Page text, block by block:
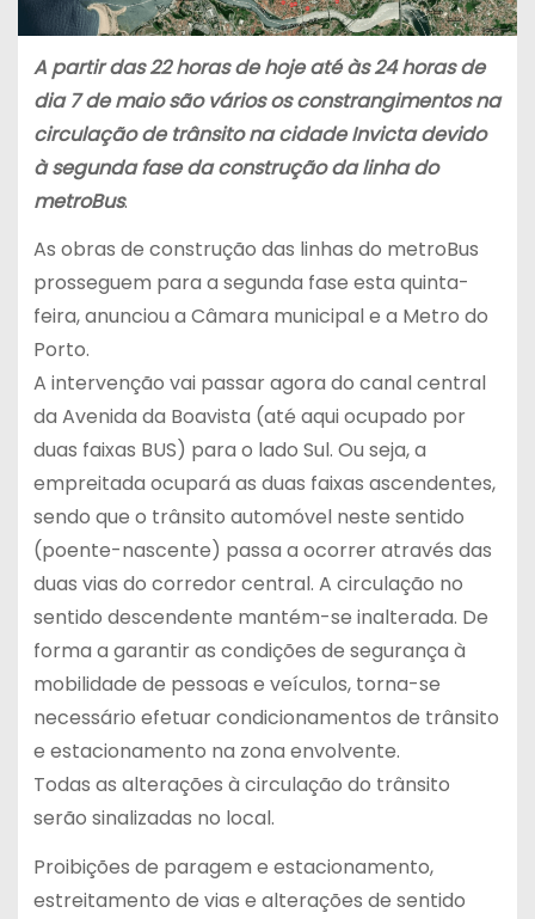
A partir das 22 horas de hoje até às 24 horas de
dia 7 de maio são vários os constrangimentos na
circulação de trânsito na cidade Invicta devido
à segunda fase da construção da linha do
metroBus.
As obras de construção das linhas do metroBus
prosseguem para a segunda fase esta quinta-
feira, anunciou a Câmara municipal e a Metro do
Porto.
A intervenção vai passar agora do canal central
da Avenida da Boavista (até aqui ocupado por
duas faixas BUS) para o lado Sul. Ou seja, a
empreitada ocupará as duas faixas ascendentes,
sendo que o trânsito automóvel neste sentido
(poente-nascente) passa a ocorrer através das
duas vias do corredor central. A circulação no
sentido descendente mantém-se inalterada. De
forma a garantir as condições de segurança à
mobilidade de pessoas e veículos, torna-se
necessário efetuar condicionamentos de trânsito
e estacionamento na zona envolvente.
Todas as alterações à circulação do trânsito
serão sinalizadas no local.
Proibições de paragem e estacionamento,
estreitamento de vias e alterações de sentido